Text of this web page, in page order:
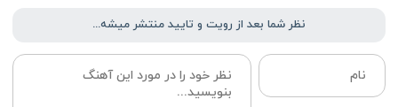
نظر شما بعد از رویت و تایید منتشر میشه...